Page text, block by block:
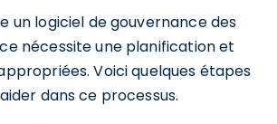
un logiciel de gouvernance des
nécessite une planification et
Voici quelques étapes
dans ce processus.